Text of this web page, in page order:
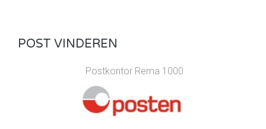
POST VINDEREN
Postkontor Rema 1000